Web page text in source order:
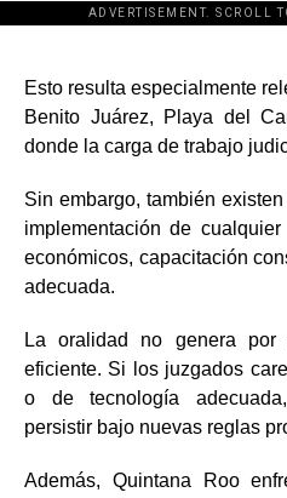
ADVERTISEMENT. SCROLL
[adsforwp
Esto resulta especialmente
Benito Juárez, Playa del
donde la carga de trabajo
Sin embargo, también
implementación de
económicos, capacitación
adecuada.
La oralidad no genera
eficiente. Si los juzgados
o de tecnología
persistir bajo nuevas reglas
Además, Quintana Roo